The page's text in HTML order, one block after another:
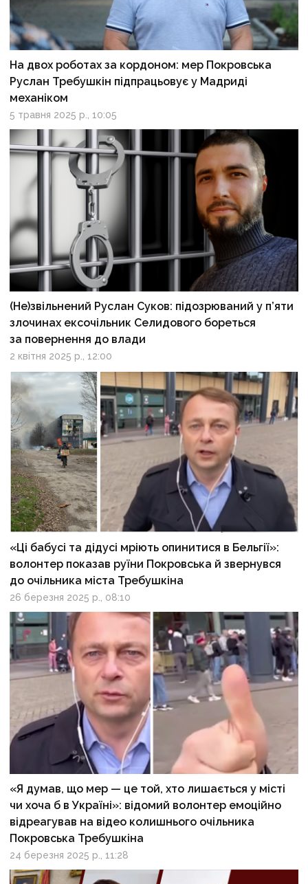
На двох роботах за кордоном: мер Покровська
Руслан Требушкін підпрацьовує у Мадриді
механіком
5 травня 2025 р., 10:05
(Не)звільнений Руслан Суков: підозрюваний у п’яти
злочинах ексочільник Селидового бореться
за повернення до влади
2 квітня 2025 р., 12:00
«Ці бабусі та дідусі мріють опинитися в Бельгії»:
волонтер показав руїни Покровська й звернувся
до очільника міста Требушкіна
26 березня 2025 р., 08:10
«Я думав, що мер — це той, хто лишається у місті
чи хоча б в Україні»: відомий волонтер емоційно
відреагував на відео колишнього очільника
Покровська Требушкіна
24 березня 2025 р., 11:28